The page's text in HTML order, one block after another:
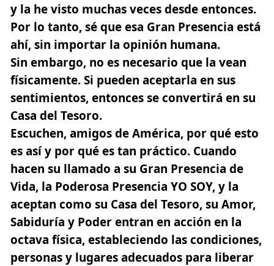
y la he visto muchas veces desde entonces.
Por lo tanto, sé que esa Gran Presencia está
ahí, sin importar la opinión humana.
Sin embargo, no es necesario que la vean
físicamente. Si pueden aceptarla en sus
sentimientos, entonces se convertirá en su
Casa del Tesoro.
Escuchen, amigos de América, por qué esto
es así y por qué es tan práctico. Cuando
hacen su llamado a su Gran Presencia de
Vida, la Poderosa Presencia YO SOY, y la
aceptan como su Casa del Tesoro, su Amor,
Sabiduría y Poder entran en acción en la
octava física, estableciendo las condiciones,
personas y lugares adecuados para liberar